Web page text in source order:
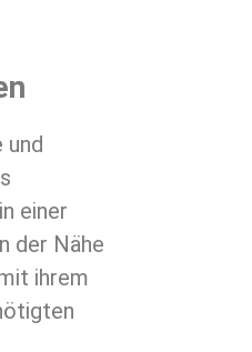
und
einer
der Nähe
ihrem